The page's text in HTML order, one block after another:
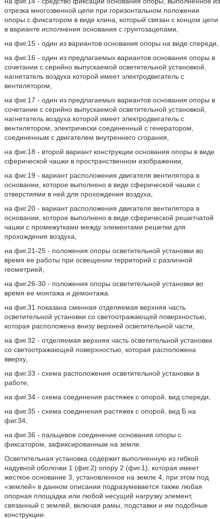
отрезка многозвенной цепи при горизонтальном положении
опоры с фиксатором в виде клина, который связан с концом цепи
в варианте исполнения основания с грунтозацепами,
на фиг.15 - один из вариантов основания опоры на виде спереди,
на фиг.16 - один из предлагаемых вариантов основания опоры в
сочетании с серийно выпускаемой осветительной установкой,
нагнетатель воздуха которой имеет электродвигатель с
вентилятором,
на фиг.17 - один из предлагаемых вариантов основания опоры в
сочетании с серийно выпускаемой осветительной установкой,
нагнетатель воздуха которой имеет электродвигатель с
вентилятором, электрически соединенный с генератором,
соединенным с двигателем внутреннего сгорания,
на фиг.18 - второй вариант конструкции основания опоры в виде
сферической чашки в пространственном изображении,
на фиг.19 - вариант расположения двигателя вентилятора в
основании, которое выполнено в виде сферической чашки с
отверстиями в ней для прохождения воздуха,
на фиг.20 - вариант расположения двигателя вентилятора в
основании, которое выполнено в виде сферической решетчатой
чашки с промежутками между элементами решетки для
прохождения воздуха,
на фиг.21-25 - положения опоры осветительной установки во
время ее работы при освещении территорий с различной
геометрией,
на фиг.26-30 - положения опоры осветительной установки во
время ее монтажа и демонтажа.
на фиг.31 показана сменная отделяемая верхняя часть
осветительной установки со светоотражающей поверхностью,
которая расположена внизу верхней осветительной части,
на фиг.32 - отделяемая верхняя часть осветительной установки
со светоотражающей поверхностью, которая расположена
вверху,
на фиг.33 - схема расположения осветительной установки в
работе,
на фиг.34 - схема соединения растяжек с опорой, вид спереди,
на фиг.35 - схема соединения растяжек с опорой, вид Б на
фиг.34,
на фиг.36 - пальцевое соединение основания опоры с
фиксатором, зафиксированным на земле.
Осветительная установка содержит выполненную из гибкой
надувной оболочки 1 (фиг.2) опору 2 (фиг.1), которая имеет
жесткое основание 3, установленное на земле 4, при этом под
«землей» в данном описании подразумевается также любая
опорная площадка или любой несущий нагрузку элемент,
связанный с землей, включая рамы, подставки и им подобные
конструкции.